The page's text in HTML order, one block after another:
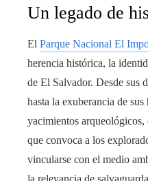
Un legado de
El Parque Nacional El
herencia histórica, la
de El Salvador. Desde sus
hasta la exuberancia de
yacimientos
que convoca a los
vincularse con el medio
la relevancia de